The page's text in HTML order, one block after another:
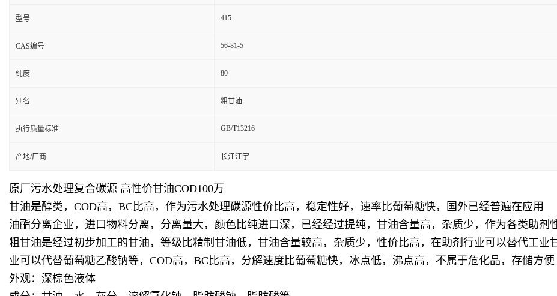
型号 415
CAS编号 56-81-5
纯度 80
别名 粗甘油
执行质量标准 GB/T13216
产地/厂商 长江江宇
原厂污水处理复合碳源 高性价甘油COD100万
甘油是醇类，COD高，BC比高，作为污水处理碳源性价比高，稳定性好，速率比葡萄糖快，国外已经普遍在应用
油酯分离企业，进口物料分离，分离量大，颜色比纯进口深，已经经过提纯，甘油含量高，杂质少，作为各类助
粗甘油是经过初步加工的甘油，等级比精制甘油低，甘油含量较高，杂质少，性价比高，在助剂行业可以替代工
业可以代替葡萄糖乙酸钠等，COD高，BC比高，分解速度比葡萄糖快，冰点低，沸点高，不属于危化品，存储方便
外观：深棕色液体